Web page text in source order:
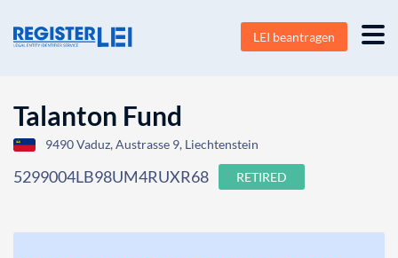
LEI beantragen
Talanton Fund
9490 Vaduz, Austrasse 9, Liechtenstein
5299004LB98UM4RUXR68 RETIRED